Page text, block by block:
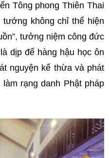
Tông phong Thiên Thai
không chỉ thể hiện
tưởng niệm công đức
dịp để hàng hậu học ôn
nguyện kế thừa và phát
rạng danh Phật pháp